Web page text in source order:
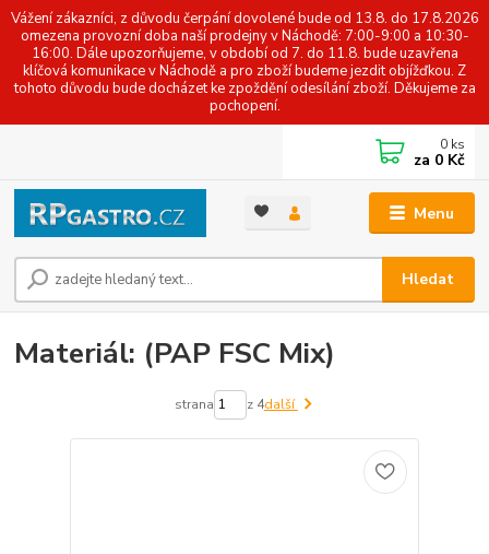
Vážení zákazníci, z důvodu čerpání dovolené bude od 13.8. do 17.8.2026
omezena provozní doba naší prodejny v Náchodě: 7:00-9:00 a 10:30-
16:00. Dále upozorňujeme, v období od 7. do 11.8. bude uzavřena
klíčová komunikace v Náchodě a pro zboží budeme jezdit objížďkou. Z
tohoto důvodu bude docházet ke zpoždění odesílání zboží. Děkujeme za
pochopení.
Menu
Hledat
0 ks
za 0 Kč
Materiál: (PAP FSC Mix)
strana z 4další